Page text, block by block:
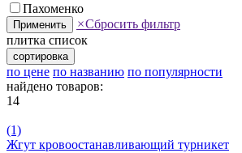
Пахоменко
Применить ×Сбросить фильтр
плитка список
сортировка
по цене по названию по популярности
найдено товаров:
14
(1)
Жгут кровоостанавливающий турникет